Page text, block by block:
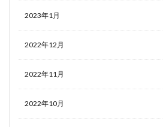
2023年1月
2022年12月
2022年11月
2022年10月